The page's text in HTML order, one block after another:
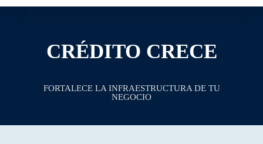
CRÉDITO CRECE
FORTALECE LA INFRAESTRUCTURA DE TU
NEGOCIO